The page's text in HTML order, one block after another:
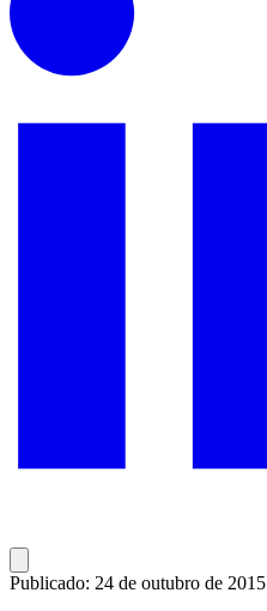
Publicado: 24 de outubro de 2015